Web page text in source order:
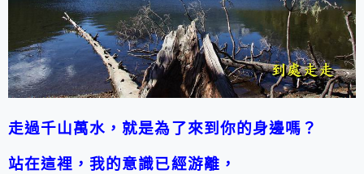
走過千山萬水，就是為了來到你的身邊嗎？
站在這裡，我的意識已經游離，